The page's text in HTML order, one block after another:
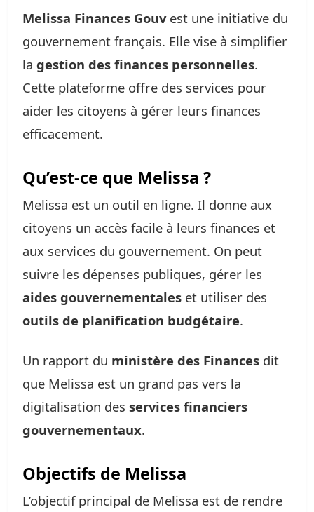
Melissa Finances Gouvest une initiative du
gouvernement français. Elle vise à simplifier
la gestion des finances personnelles.
Cette plateforme offre des services pour
aider les citoyens à gérer leurs finances
efficacement.
Qu’est-ce que Melissa ?
Melissa est un outil en ligne. Il donne aux
citoyens un accès facile à leurs finances et
aux services du gouvernement. On peut
suivre les dépenses publiques, gérer les
aides gouvernementales et utiliser des
outils de planification budgétaire.
Un rapport du ministère des Finances dit
que Melissa est un grand pas vers la
digitalisation des services financiers
gouvernementaux.
Objectifs de Melissa
L’objectif principal de Melissa est de rendre